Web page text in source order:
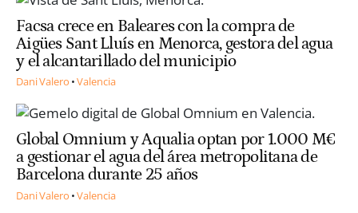
Facsa crece en Baleares con la compra de
Aigües Sant Lluís en Menorca, gestora del agua
y el alcantarillado del municipio
Dani Valero Valencia
Global Omnium y Aqualia optan por 1.000 M€
a gestionar el agua del área metropolitana de
Barcelona durante 25 años
Dani Valero Valencia